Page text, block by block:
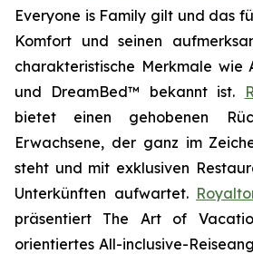
Everyone is Family gilt und das
Komfort und seinen
charakteristische Merkmale wie
und DreamBed™ bekannt ist.
bietet einen gehobenen
Erwachsene, der ganz im
steht und mit exklusiven
Unterkünften aufwartet.
präsentiert The Art of
orientiertes All-inclusive-